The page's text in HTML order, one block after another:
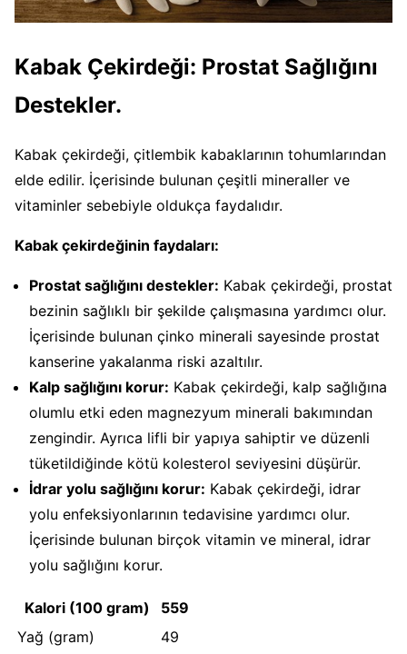
Kabak Çekirdeği: Prostat Sağlığını
Destekler.
Kabak çekirdeği, çitlembik kabaklarının tohumlarından
elde edilir. İçerisinde bulunan çeşitli mineraller ve
vitaminler sebebiyle oldukça faydalıdır.
Kabak çekirdeğinin faydaları:
Prostat sağlığını destekler: Kabak çekirdeği, prostat
bezinin sağlıklı bir şekilde çalışmasına yardımcı olur.
İçerisinde bulunan çinko minerali sayesinde prostat
kanserine yakalanma riski azaltılır.
Kalp sağlığını korur: Kabak çekirdeği, kalp sağlığına
olumlu etki eden magnezyum minerali bakımından
zengindir. Ayrıca lifli bir yapıya sahiptir ve düzenli
tüketildiğinde kötü kolesterol seviyesini düşürür.
İdrar yolu sağlığını korur: Kabak çekirdeği, idrar
yolu enfeksiyonlarının tedavisine yardımcı olur.
İçerisinde bulunan birçok vitamin ve mineral, idrar
yolu sağlığını korur.
Kalori (100 gram)
559
Yağ (gram)
49